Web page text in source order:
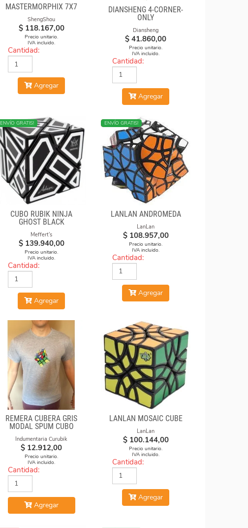
MASTERMORPHIX 7X7
ShengShou
$ 118.167,00
Precio unitario.
IVA incluido.
Cantidad:
Agregar
DIANSHENG 4-CORNER-
ONLY
Diansheng
$ 41.860,00
Precio unitario.
IVA incluido.
Cantidad:
Agregar
NUEVO
ENVÍO GRATIS!
CUBO RUBIK NINJA
GHOST BLACK
Meffert's
$ 139.940,00
Precio unitario.
IVA incluido.
Cantidad:
Agregar
NUEVO
ENVÍO GRATIS!
LANLAN ANDROMEDA
LanLan
$ 108.957,00
Precio unitario.
IVA incluido.
Cantidad:
Agregar
REMERA CUBERA GRIS
MODAL SPUM CUBO
Indumentaria Curubik
$ 12.912,00
Precio unitario.
IVA incluido.
Cantidad:
Agregar
LANLAN MOSAIC CUBE
LanLan
$ 100.144,00
Precio unitario.
IVA incluido.
Cantidad:
Agregar